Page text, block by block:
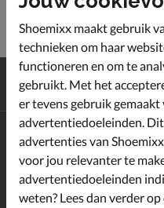
Gratisverzending en
Achterafbetalen
Altijd op de hoogte zijn?
Schrijf je in voor de Shoemixx
welkomstkorting!*
Shoemixx maakt gebruik
technieken om haar
functioneren en om te
gebruikt. Met het
er tevens gebruik
advertentiedoeleinden.
advertenties van
voor jou relevanter te
advertentiedoeleinden
weten? Lees dan verder op